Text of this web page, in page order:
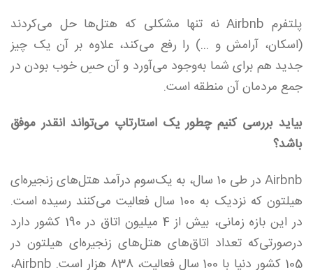
پلتفرم Airbnb نه تنها مشکلی که هتل‌ها حل می‌کردند
(اسکان، آرامش و ...) را رفع می‌کند، علاوه بر آن یک چیز
جدید هم برای شما به‌وجود می‌آورد و آن حسِ خوب بودن در
جمع مردمان آن منطقه است.
بیاید بررسی کنیم چطور یک استارتاپ می‌تواند انقدر موفق
باشد؟
Airbnb در طی 10 سال، به یک‌سوم درآمد هتل‌های زنجیره‌ای
هیلتون که نزدیک به 100 سال فعالیت می‌کنند رسیده است.
در این بازه زمانی، بیش از 4 میلیون اتاق در 190 کشور دارد
درصورتی‌که تعداد اتاق‌های هتل‌های زنجیره‌ای هیلتون در
105 کشور دنیا با 100 سال فعالیت، 838 هزار است. Airbnb،